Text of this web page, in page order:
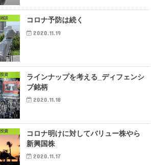
雑談 コロナ予防は続く
2020.11.19
投資
ラインナップを考える_ディフェンシ
ブ銘柄
2020.11.18
投資
コロナ明けに対してバリュー株やら
新興国株
2020.11.17